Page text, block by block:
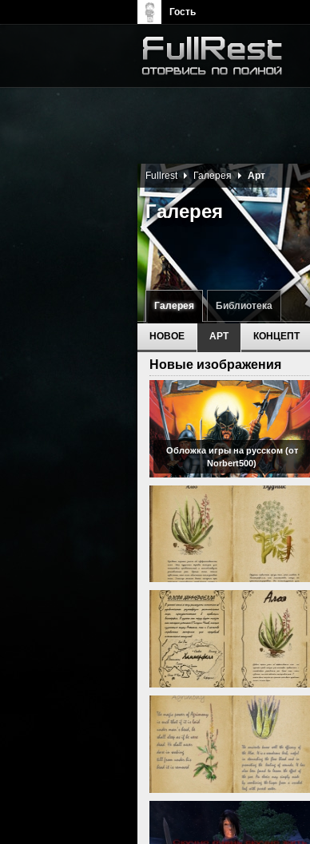
Галерея Библиотека
Галерея
Fullrest Галерея Арт
НОВОЕ АРТ КОНЦЕПТ
Новые изображения
Обложка игры на русском (от
Norbert500)
Гость